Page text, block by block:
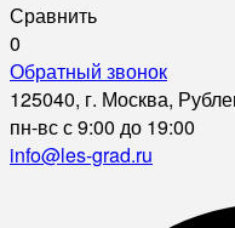
Сравнить
0
Обратный звонок
125040, г. Москва,
пн-вс с 9:00 до 19:00
info@les-grad.ru